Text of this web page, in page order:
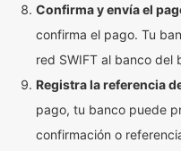
Confirma y envía el
confirma el pago. Tu
red SWIFT al banco del
Registra la referencia
pago, tu banco puede
confirmación o